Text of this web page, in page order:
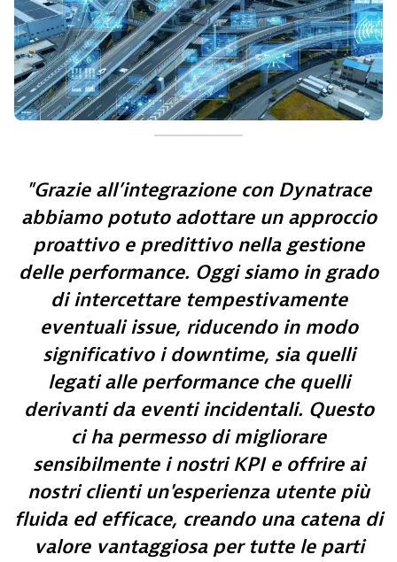
Grazie all’integrazione con Dynatrace
abbiamo potuto adottare un approccio
proattivo e predittivo nella gestione
delle performance. Oggi siamo in grado
di intercettare tempestivamente
eventuali issue, riducendo in modo
significativo i downtime, sia quelli
legati alle performance che quelli
derivanti da eventi incidentali. Questo
ci ha permesso di migliorare
sensibilmente i nostri KPI e offrire ai
nostri clienti un'esperienza utente più
fluida ed efficace, creando una catena di
valore vantaggiosa per tutte le parti